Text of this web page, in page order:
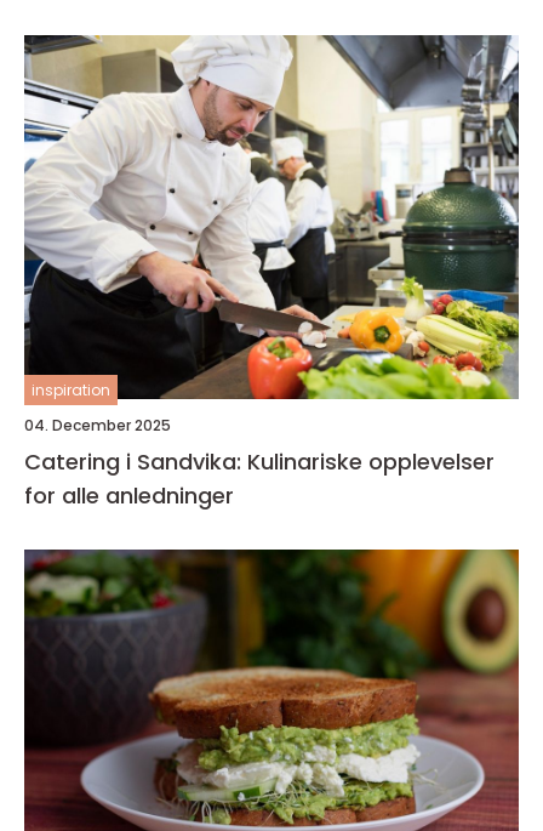
inspiration
04. December 2025
Catering i Sandvika: Kulinariske opplevelser
for alle anledninger